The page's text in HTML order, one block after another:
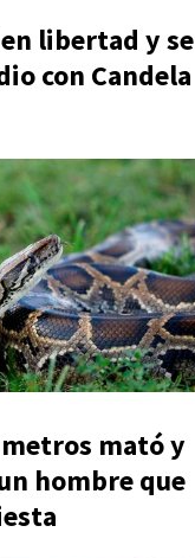
libertad y se
con Candela
mató y
hombre que